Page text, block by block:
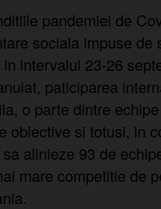
pandemiei de
sociala impuse de
in intervalul 23-26
paticiparea
o parte dintre
obiective si totusi, in
sa alinieze 93 de
mare competitie de